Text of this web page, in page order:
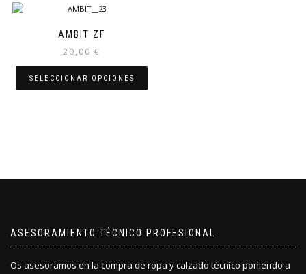
AMBIT ZF
20,00 €
SELECCIONAR OPCIONES
elegir
página
ASESORAMIENTO TÉCNICO PROFESIONAL
Os asesoramos en la compra de ropa y calzado técnico poniendo a